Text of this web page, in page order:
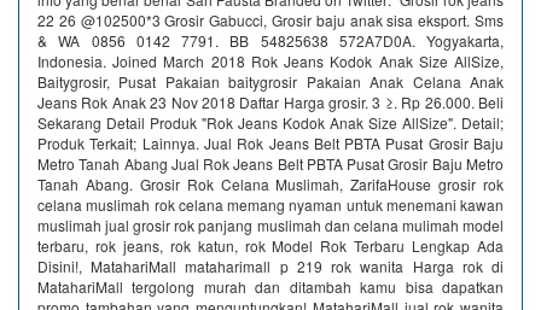
22 26 @102500*3 Grosir Gabucci, Grosir baju anak sisa eksport. Sms
& WA 0856 0142 7791. BB 54825638 572A7D0A. Yogyakarta,
Indonesia. Joined March 2018 Rok Jeans Kodok Anak Size AllSize,
Baitygrosir, Pusat Pakaian baitygrosir Pakaian Anak Celana Anak
Jeans Rok Anak 23 Nov 2018 Daftar Harga grosir. 3 ≥. Rp 26.000. Beli
Sekarang Detail Produk "Rok Jeans Kodok Anak Size AllSize". Detail;
Produk Terkait; Lainnya. Jual Rok Jeans Belt PBTA Pusat Grosir Baju
Metro Tanah Abang Jual Rok Jeans Belt PBTA Pusat Grosir Baju Metro
Tanah Abang. Grosir Rok Celana Muslimah, ZarifaHouse grosir rok
celana muslimah rok celana memang nyaman untuk menemani kawan
muslimah jual grosir rok panjang muslimah dan celana mulimah model
terbaru, rok jeans, rok katun, rok Model Rok Terbaru Lengkap Ada
Disini!, MatahariMall mataharimall p 219 rok wanita Harga rok di
MatahariMall tergolong murah dan ditambah kamu bisa dapatkan